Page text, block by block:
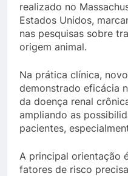
realizado no
Estados Unidos,
nas pesquisas sobre
origem animal.
Na prática clínica,
demonstrado eficácia
da doença renal
ampliando as
pacientes,
A principal orientação
fatores de risco